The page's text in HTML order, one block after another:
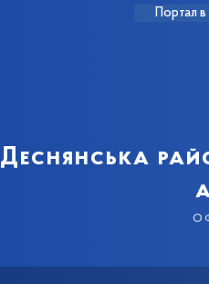
Портал в
Деснянська